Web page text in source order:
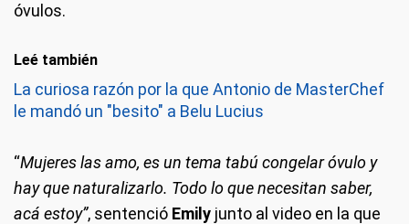
óvulos.
Leé también
La curiosa razón por la que Antonio de MasterChef
le mandó un "besito" a Belu Lucius
“Mujeres las amo, es un tema tabú congelar óvulo y
hay que naturalizarlo. Todo lo que necesitan saber,
acá estoy”, sentenció Emily junto al video en la que